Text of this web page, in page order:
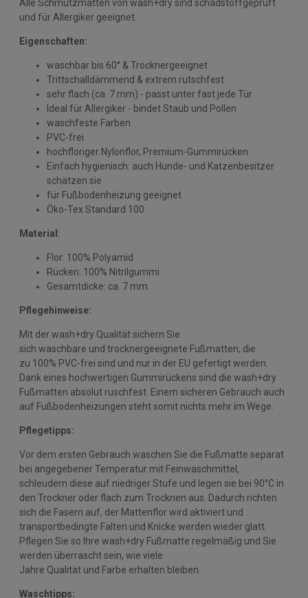
Alle Schmutzmatten von wash+dry sind schadstoffgeprüft
und für Allergiker geeignet.
Eigenschaften:
waschbar bis 60° & Trocknergeeignet
Trittschalldämmend & extrem rutschfest
sehr flach (ca. 7 mm) - passt unter fast jede Tür
Ideal für Allergiker - bindet Staub und Pollen
waschfeste Farben
PVC-frei
hochfloriger Nylonflor, Premium-Gummirücken
Einfach hygienisch: auch Hunde- und Katzenbesitzer
schätzen sie
für Fußbodenheizung geeignet
Öko-Tex Standard 100
Material :
Flor: 100% Polyamid
Rücken: 100% Nitrilgummi
Gesamtdicke: ca. 7 mm
Pflegehinweise:
Mit der wash+dry Qualität sichern Sie
sich waschbare und trocknergeeignete Fußmatten, die
zu 100% PVC-frei sind und nur in der EU gefertigt werden.
Dank eines hochwertigen Gummirückens sind die wash+dry
Fußmatten absolut ruschfest. Einem sicheren Gebrauch auch
auf Fußbodenheizungen steht somit nichts mehr im Wege.
Pflegetipps:
Vor dem ersten Gebrauch waschen Sie die Fußmatte separat
bei angegebener Temperatur mit Feinwaschmittel,
schleudern diese auf niedriger Stufe und legen sie bei 90°C in
den Trockner oder flach zum Trocknen aus. Dadurch richten
sich die Fasern auf, der Mattenflor wird aktiviert und
transportbedingte Falten und Knicke werden wieder glatt.
Pflegen Sie so Ihre wash+dry Fußmatte regelmäßig und Sie
werden überrascht sein, wie viele
Jahre Qualität und Farbe erhalten bleiben.
Waschtipps: